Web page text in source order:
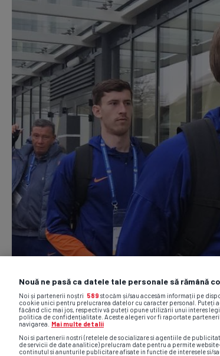
Nouă ne pasă ca datele tale personale să rămână
Noi și partenerii noștri 589 stocăm și/sau accesăm informații pe
cookie unici pentru prelucrarea datelor cu caracter personal. Puteți
făcând clic mai jos, respectiv vă puteți opune utilizării unui interes
politica de confidențialitate. Aceste alegeri vor fi raportate
navigarea.
Mai multe detalii
Noi si partenerii nostri (retelele de socializare si agentiile de
de servicii de date analitice) prelucram date pentru a permite
continutul si anunturile publicitare afisate in functie de interesele si/